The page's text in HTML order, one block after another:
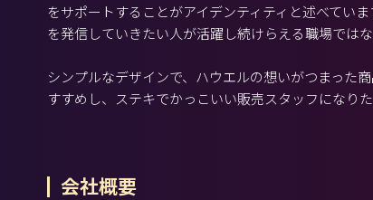
をサポートすることがアイデンティティと述べてい
を発信していきたい人が活躍し続けらえる職場ではな
シンプルなデザインで、ハウエルの想いがつまった
すすめし、ステキでかっこいい販売スタッフになり
会社概要